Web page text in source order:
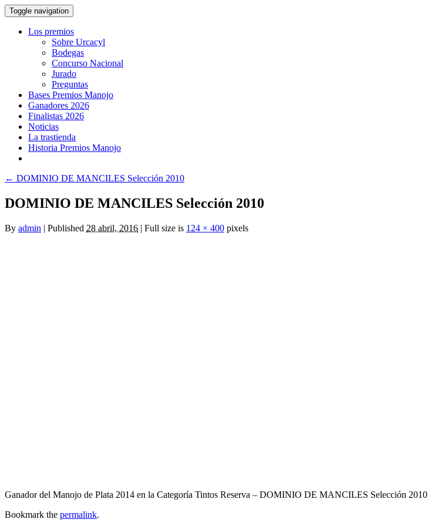
Toggle navigation
Los premios
Sobre Urcacyl
Bodegas
Concurso Nacional
Jurado
Preguntas
Bases Premios Manojo
Ganadores 2026
Finalistas 2026
Noticias
La trastienda
Historia Premios Manojo
← DOMINIO DE MANCILES Selección 2010
DOMINIO DE MANCILES Selección 2010
By admin | Published 28 abril, 2016 | Full size is 124 × 400 pixels
Ganador del Manojo de Plata 2014 en la Categoría Tintos Reserva – DOMINIO DE MANCILES Selección 2010
Bookmark the permalink.